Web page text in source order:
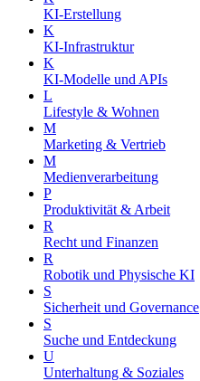
KI-Erstellung
K
KI-Infrastruktur
K
KI-Modelle und APIs
L
Lifestyle & Wohnen
M
Marketing & Vertrieb
M
Medienverarbeitung
P
Produktivität & Arbeit
R
Recht und Finanzen
R
Robotik und Physische KI
S
Sicherheit und Governance
S
Suche und Entdeckung
U
Unterhaltung & Soziales